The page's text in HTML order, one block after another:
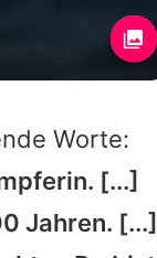
Worte:
[...]
Jahren. [...]